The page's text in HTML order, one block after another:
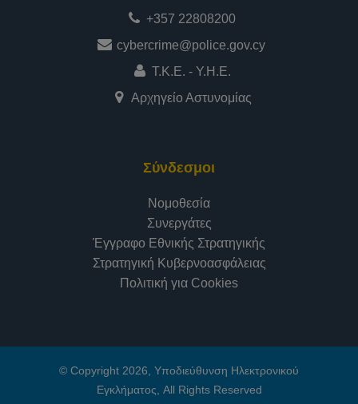
+357 22808200
cybercrime@police.gov.cy
Τ.Κ.Ε. - Υ.Η.Ε.
Αρχηγείο Αστυνομίας
Σύνδεσμοι
Νομοθεσία
Συνεργάτες
Έγγραφο Εθνικής Στρατηγικής
Στρατηγική Κυβερνοασφάλειας
Πολιτική για Cookies
© Copyright 2026, Υποδιεύθυνση Ηλεκτρονικού
Εγκλήματος, All Rights Reserved